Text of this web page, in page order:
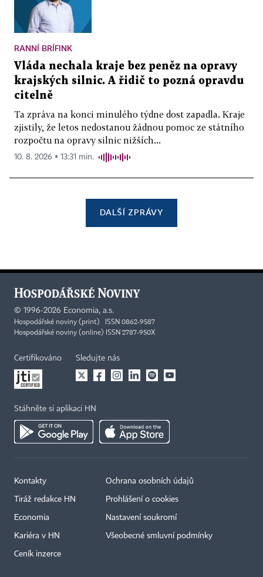
RANNÍ BRÍFINK
Vláda nechala kraje bez peněz na opravy
krajských silnic. A řidič to pozná opravdu
citelně
Ta zpráva na konci minulého týdne dost zapadla. Kraje
zjistily, že letos nedostanou žádnou pomoc ze státního
rozpočtu na opravy silnic nižších...
10. 8. 2026 ▪ 13:31 min.
DALŠÍ ZPRÁVY
© 1996-2026 Economia, a.s.
Hospodářské noviny (print) ISSN 0862-9587
Hospodářské noviny (online) ISSN 2787-950X
Certifikováno Sledujte nás
Stáhněte si aplikaci HN
Kontakty
Tiráž redakce HN
Economia
Kariéra v HN
Ceník inzerce
Ochrana osobních údajů
Prohlášení o cookies
Nastavení soukromí
Všeobecné smluvní podmínky